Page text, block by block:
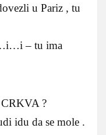
u Pariz , tu
– tu ima
?
idu da se mole .